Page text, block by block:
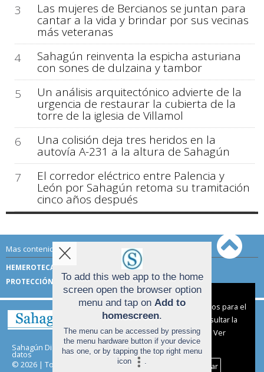
3
Las mujeres de Bercianos se juntan para
cantar a la vida y brindar por sus vecinas
más veteranas
4
Sahagún reinventa la espicha asturiana
con sones de dulzaina y tambor
5
Un análisis arquitectónico advierte de la
urgencia de restaurar la cubierta de la
torre de la iglesia de Villamol
6
Una colisión deja tres heridos en la
autovía A-231 a la altura de Sahagún
7
El corredor eléctrico entre Palencia y
León por Sahagún retoma su tramitación
cinco años después
Mas contenido de Sahagún Digital:
HEMEROTECA
TÉRMINOS DE USO
PROTECCIÓN DE DATOS
Sahagún Digital | Términos de uso|Protección de
datos
© 2026 | Todos los derechos reservados
Aviso sobre el Uso de cookies:
Utilizamos cookies nuestras y de terceros para el
funcionamiento del digital. Puedes consultar la
lista de cookies y como desconectarlas.
Ver
nuestra Política de Privacidad y Cookies
Aceptar Cookies
Personalizar
To add this web app to the home
screen open the browser option
menu and tap on Add to
homescreen.
The menu can be accessed by pressing
the menu hardware button if your device
has one, or by tapping the top right menu
icon
.